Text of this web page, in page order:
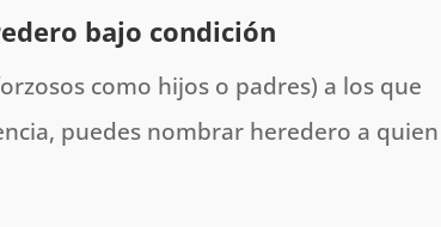
bajo condición
como hijos o padres) a los que
puedes nombrar heredero a quien